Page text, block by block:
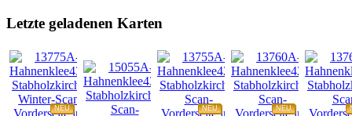
Letzte geladenen Karten
NEU NEU NEU